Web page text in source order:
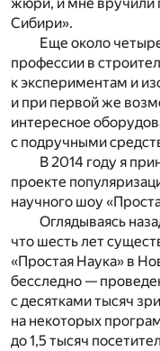
Сибири».
Еще около
профессии в
к экспериментам и
и при первой же
интересное
с подручными
В 2014 году я
проекте
научного шоу
Оглядываясь
что шесть лет
«Простая Наука» в
бесследно —
с десятками тысяч
на некоторых
до 1,5 тысяч